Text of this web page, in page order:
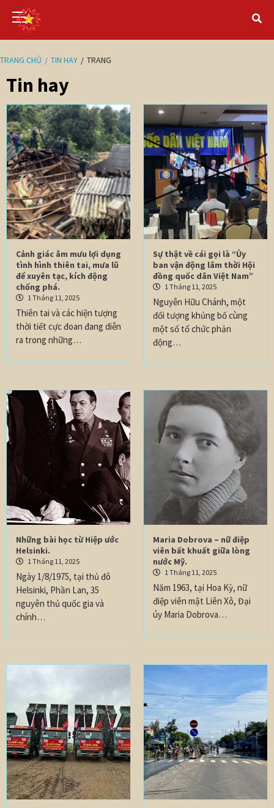
TRANG CHỦ TIN HAY TRANG
Tin hay
Cảnh giác âm mưu lợi dụng
tình hình thiên tai, mưa lũ
để xuyên tạc, kích động
chống phá.
1 Tháng 11, 2025
Thiên tai và các hiện tượng
thời tiết cực đoan đang diễn
ra trong những…
Sự thật về cái gọi là “Ủy
ban vận động lâm thời Hội
đồng quốc dân Việt Nam”
1 Tháng 11, 2025
Nguyễn Hữu Chánh, một
đối tượng khủng bố cùng
một số tổ chức phản
động…
Những bài học từ Hiệp ước
Helsinki.
1 Tháng 11, 2025
Ngày 1/8/1975, tại thủ đô
Helsinki, Phần Lan, 35
nguyên thủ quốc gia và
chính…
Maria Dobrova – nữ điệp
viên bất khuất giữa lòng
nước Mỹ.
1 Tháng 11, 2025
Năm 1963, tại Hoa Kỳ, nữ
điệp viên mật Liên Xô, Đại
úy Maria Dobrova…